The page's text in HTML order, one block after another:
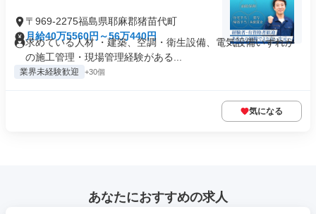
〒969-2275福島県耶麻郡猪苗代町
月給40万5560円～56万440円
求めている人材 ・建築、空調・衛生設備、電気設備いずれか
の施工管理・現場管理経験がある...
業界未経験歓迎 +30個
気になる
あなたにおすすめの求人